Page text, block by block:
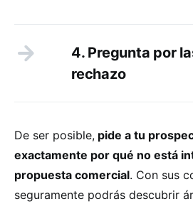
4. Pregunta por
rechazo
De ser posible, pide a tu
exactamente por qué no está
propuesta comercial. Con sus
seguramente podrás descubrir